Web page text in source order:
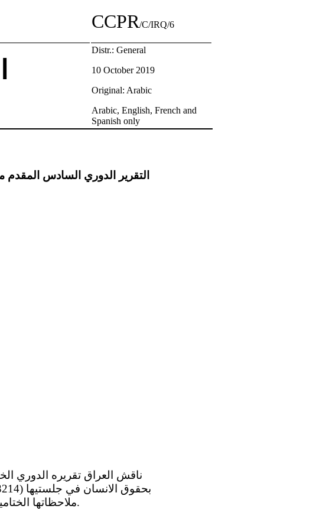
CCPR/C/IRQ/6
Distr.: General
10 October 2019
Original: Arabic
Arabic, English, French and
Spanish only
ملاحظاتها الختامية بشان التقرير في جلستها 3227 المعقودة في 4 تشرين الثاني 2015.